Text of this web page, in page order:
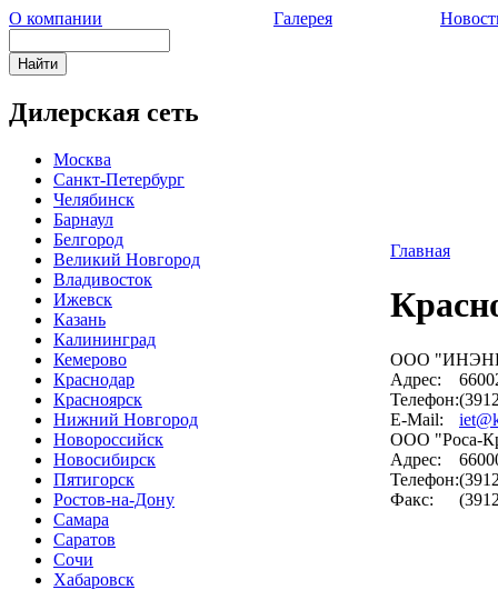
О компании Галерея
Дилерская сеть
Москва
Санкт-Петербург
Челябинск
Барнаул
Белгород
Великий Новгород
Владивосток
Ижевск
Казань
Калининград
Кемерово
Краснодар
Красноярск
Нижний Новгород
Новороссийск
Новосибирск
Пятигорск
Ростов-на-Дону
Самара
Саратов
Сочи
Хабаровск
Главная
ООО
Адрес:
Телефон:
E-Mail:
ООО "Роса-
Адрес:
Телефон:
Факс: